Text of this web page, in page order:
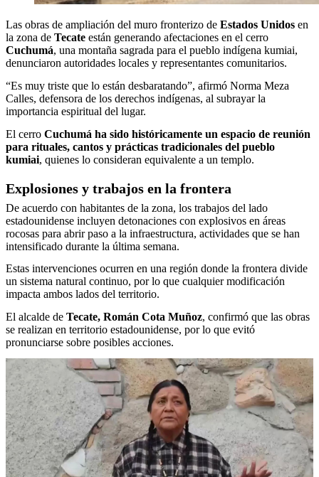
Las obras de ampliación del muro fronterizo de Estados Unidos en
la zona de Tecate están generando afectaciones en el cerro
Cuchumá, una montaña sagrada para el pueblo indígena kumiai,
denunciaron autoridades locales y representantes comunitarios.
“Es muy triste que lo están desbaratando”, afirmó Norma Meza
Calles, defensora de los derechos indígenas, al subrayar la
importancia espiritual del lugar.
El cerro Cuchumá ha sido históricamente un espacio de reunión
para rituales, cantos y prácticas tradicionales del pueblo
kumiai, quienes lo consideran equivalente a un templo.
Explosiones y trabajos en la frontera
De acuerdo con habitantes de la zona, los trabajos del lado
estadounidense incluyen detonaciones con explosivos en áreas
rocosas para abrir paso a la infraestructura, actividades que se han
intensificado durante la última semana.
Estas intervenciones ocurren en una región donde la frontera divide
un sistema natural continuo, por lo que cualquier modificación
impacta ambos lados del territorio.
El alcalde de Tecate, Román Cota Muñoz, confirmó que las obras
se realizan en territorio estadounidense, por lo que evitó
pronunciarse sobre posibles acciones.